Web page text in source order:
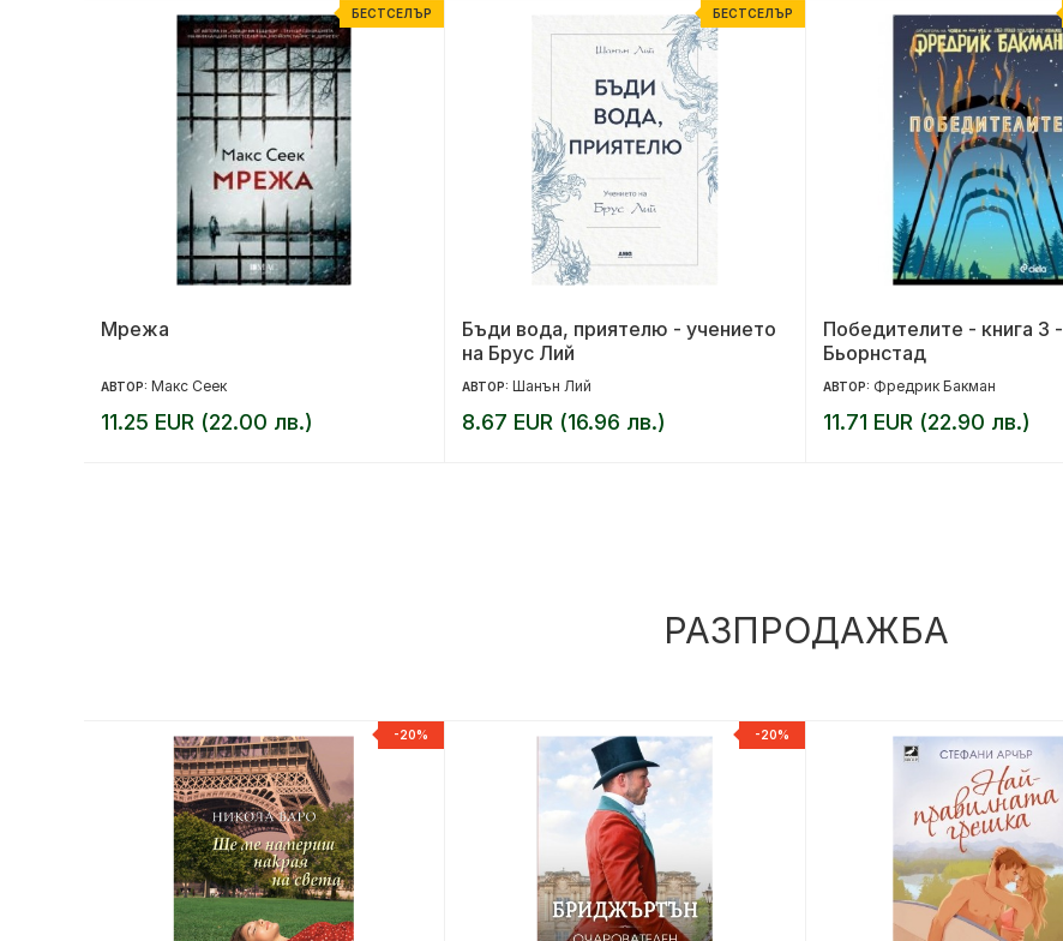
БЕСТСЕЛЪР
Мрежа
АВТОР: Макс Сеек
11.25 EUR (22.00 лв.)
БЕСТСЕЛЪР
Бъди вода, приятелю - учението
на Брус Лий
АВТОР: Шанън Лий
8.67 EUR (16.96 лв.)
Победителите - книга 3 -
Бьорнстад
АВТОР: Фредрик Бакман
11.71 EUR (22.90 лв.)
РАЗПРОДАЖБА
-20% -20%